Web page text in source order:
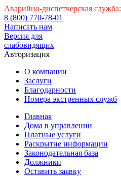
Аварийно-диспетчерская служба:
8 (800) 770-78-01
Написать нам
Версия для
слабовидящих
Авторизация
О компании
Заслуги
Благодарности
Номера экстренных служб
Главная
Дома в управлении
Платные услуги
Раскрытие информации
Законодательная база
Должники
Оставить заявку